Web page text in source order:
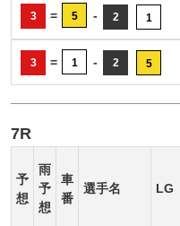
3 = 5 - 2 1
3 = 1 - 2 5
7R
予
想
雨
予
想
車
番
選手名 LG